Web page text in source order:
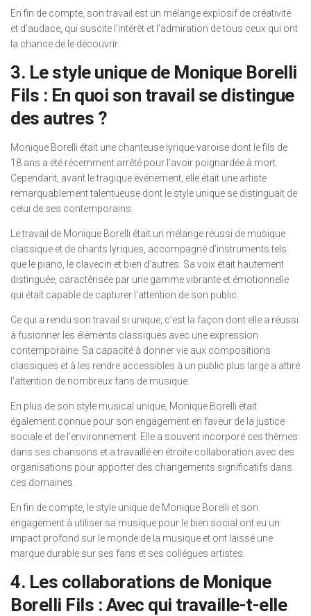
En fin de compte, son travail est un mélange explosif de créativité
et d’audace, qui suscite l’intérêt et l’admiration de tous ceux qui ont
la chance de le découvrir.
3. Le style unique de Monique Borelli
Fils : En quoi son travail se distingue
des autres ?
Monique Borelli était une chanteuse lyrique varoise dont le fils de
18 ans a été récemment arrêté pour l’avoir poignardée à mort.
Cependant, avant le tragique événement, elle était une artiste
remarquablement talentueuse dont le style unique se distinguait de
celui de ses contemporains.
Le travail de Monique Borelli était un mélange réussi de musique
classique et de chants lyriques, accompagné d’instruments tels
que le piano, le clavecin et bien d’autres. Sa voix était hautement
distinguée, caractérisée par une gamme vibrante et émotionnelle
qui était capable de capturer l’attention de son public.
Ce qui a rendu son travail si unique, c’est la façon dont elle a réussi
à fusionner les éléments classiques avec une expression
contemporaine. Sa capacité à donner vie aux compositions
classiques et à les rendre accessibles à un public plus large a attiré
l’attention de nombreux fans de musique.
En plus de son style musical unique, Monique Borelli était
également connue pour son engagement en faveur de la justice
sociale et de l’environnement. Elle a souvent incorporé ces thèmes
dans ses chansons et a travaillé en étroite collaboration avec des
organisations pour apporter des changements significatifs dans
ces domaines.
En fin de compte, le style unique de Monique Borelli et son
engagement à utiliser sa musique pour le bien social ont eu un
impact profond sur le monde de la musique et ont laissé une
marque durable sur ses fans et ses collègues artistes.
4. Les collaborations de Monique
Borelli Fils : Avec qui travaille-t-elle